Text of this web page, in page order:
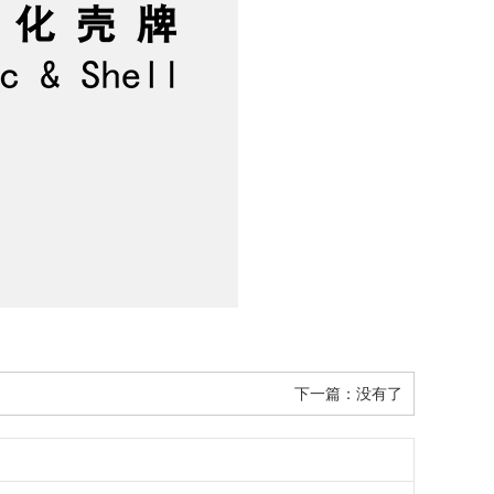
下一篇：没有了